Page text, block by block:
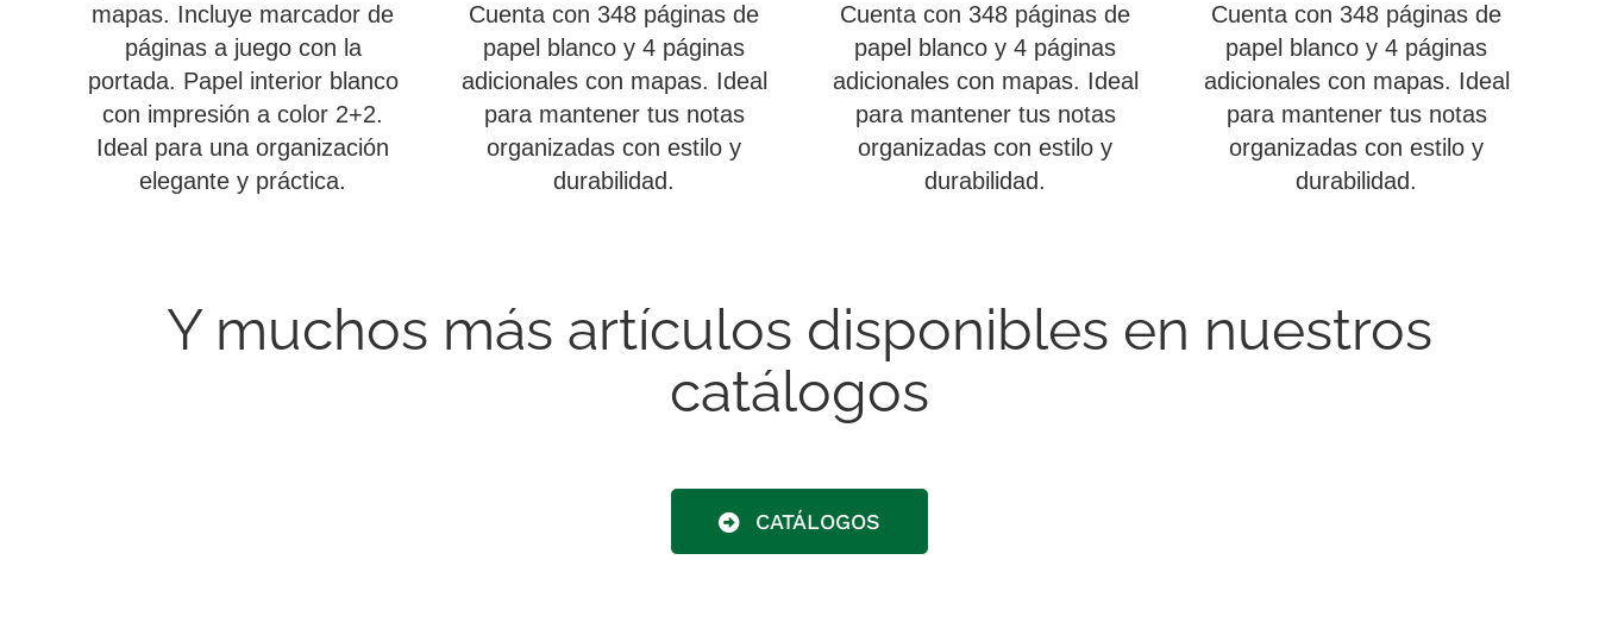
mapas. Incluye marcador de
páginas a juego con la
portada. Papel interior blanco
con impresión a color 2+2.
Ideal para una organización
elegante y práctica.
Cuenta con 348 páginas de
papel blanco y 4 páginas
adicionales con mapas. Ideal
para mantener tus notas
organizadas con estilo y
durabilidad.
Cuenta con 348 páginas de
papel blanco y 4 páginas
adicionales con mapas. Ideal
para mantener tus notas
organizadas con estilo y
durabilidad.
Cuenta con 348 páginas de
papel blanco y 4 páginas
adicionales con mapas. Ideal
para mantener tus notas
organizadas con estilo y
durabilidad.
Y muchos más artículos disponibles en nuestros
catálogos
CATÁLOGOS